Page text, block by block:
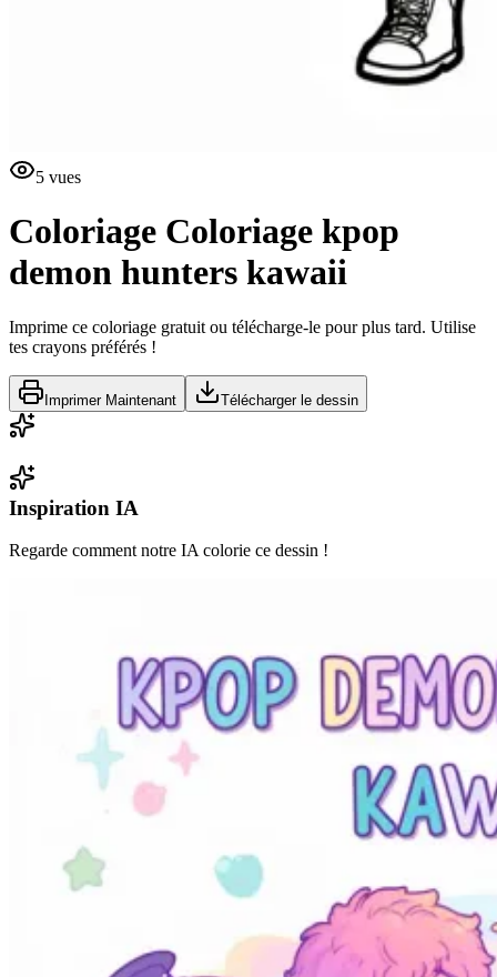
5 vues
Coloriage Coloriage kpop
demon hunters kawaii
Imprime ce coloriage gratuit ou télécharge-le pour plus tard. Utilise
tes crayons préférés !
Imprimer Maintenant Télécharger le dessin
Inspiration IA
Regarde comment notre IA colorie ce dessin !